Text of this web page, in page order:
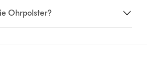
Ohrpolster?